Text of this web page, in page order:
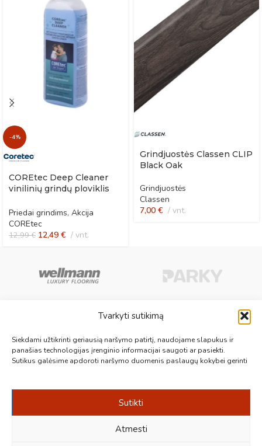
Tvarkyti sutikimą
Siekdami užtikrinti geriausią naršymo patirtį, naudojame slapukus ir
panašias technologijas įrenginio informacijai saugoti ar pasiekti.
Sutikus galėsime apdoroti naršymo duomenis paslaugų kokybei gerinti
Sutikti
Atmesti
-4%
COREtec Deep Cleaner
vinilinių grindų ploviklis
Priedai grindims, Akcija
COREtec
12,99€ 12,49 € vnt.
Grindjuostės Classen CLIP
Black Oak
Grindjuostės
Classen
7,00 € vnt.
Aukščiausios kokybės medinės, laminuotos, vinilinės grindys, paklotai,
kiliminės plytelės, grindjuostės ir kt. originalios bei kokybiškos prekės
jūsų grindims.
+370 687 19789